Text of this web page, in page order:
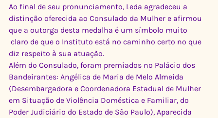
Ao final de seu pronunciamento, Leda agradeceu a
distinção oferecida ao Consulado da Mulher e afirmou
que a outorga desta medalha é um símbolo muito
claro de que o Instituto está no caminho certo no que
diz respeito à sua atuação.
Além do Consulado, foram premiados no Palácio dos
Bandeirantes: Angélica de Maria de Melo Almeida
(Desembargadora e Coordenadora Estadual de Mulher
em Situação de Violência Doméstica e Familiar, do
Poder Judiciário do Estado de São Paulo), Aparecida